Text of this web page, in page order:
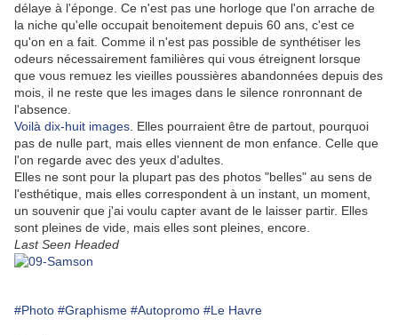
délaye à l'éponge. Ce n'est pas une horloge que l'on arrache de
la niche qu'elle occupait benoitement depuis 60 ans, c'est ce
qu'on en a fait. Comme il n'est pas possible de synthétiser les
odeurs nécessairement familières qui vous étreignent lorsque
que vous remuez les vieilles poussières abandonnées depuis des
mois, il ne reste que les images dans le silence ronronnant de
l'absence.
Voilà dix-huit images . Elles pourraient être de partout, pourquoi
pas de nulle part, mais elles viennent de mon enfance. Celle que
l'on regarde avec des yeux d'adultes.
Elles ne sont pour la plupart pas des photos "belles" au sens de
l'esthétique, mais elles correspondent à un instant, un moment,
un souvenir que j'ai voulu capter avant de le laisser partir. Elles
sont pleines de vide, mais elles sont pleines, encore.
Last Seen Headed
#Photo #Graphisme #Autopromo #Le Havre